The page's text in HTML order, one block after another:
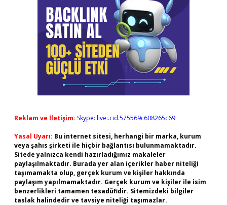
Reklam ve İletişim: Skype: live:.cid.575569c608265c69
Yasal Uyarı: Bu internet sitesi, herhangi bir marka, kurum
veya şahıs şirketi ile hiçbir bağlantısı bulunmamaktadır.
Sitede yalnızca kendi hazırladığımız makaleler
paylaşılmaktadır. Burada yer alan içerikler haber niteliği
taşımamakta olup, gerçek kurum ve kişiler hakkında
paylaşım yapılmamaktadır. Gerçek kurum ve kişiler ile isim
benzerlikleri tamamen tesadüfidir. Sitemizdeki bilgiler
taslak halindedir ve tavsiye niteliği taşımazlar.